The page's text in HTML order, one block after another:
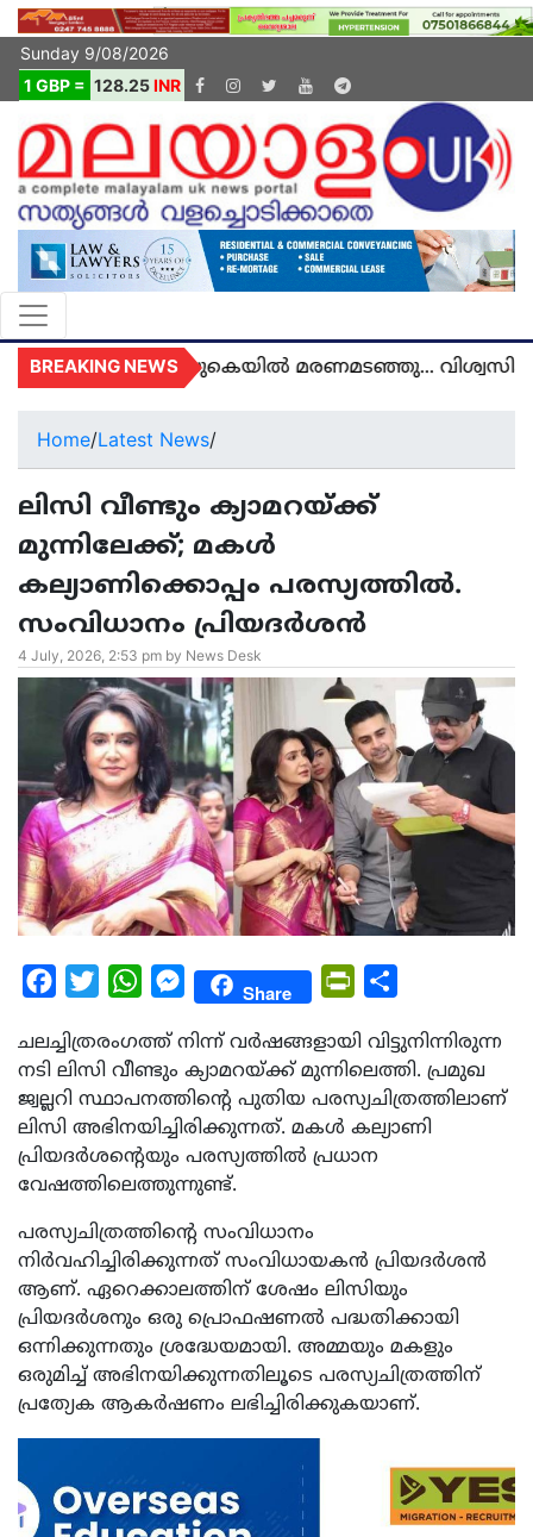
Sunday 9/08/2026
1 GBP = 128.25INR
BREAKING NEWS
അമൽ യുകെയിൽ മരണമടഞ്ഞു...
Home/Latest News/
ലിസി വീണ്ടും ക്യാമറയ്‌ക്ക്
മുന്നിലേക്ക്; മകൾ
കല്യാണിക്കൊപ്പം പരസ്യത്തിൽ.
സംവിധാനം പ്രിയദർശൻ
4 July, 2026, 2:53 pm by News Desk
Facebook
Twitter WhatsAppMessengerShare PrintFriendly
ചലച്ചിത്രരംഗത്ത് നിന്ന് വർഷങ്ങളായി വിട്ടുനിന്നിരുന്ന
നടി ലിസി വീണ്ടും ക്യാമറയ്‌ക്ക് മുന്നിലെത്തി. പ്രമുഖ
ജ്വല്ലറി സ്ഥാപനത്തിന്റെ പുതിയ പരസ്യചിത്രത്തിലാണ്
ലിസി അഭിനയിച്ചിരിക്കുന്നത്. മകൾ കല്യാണി
പ്രിയദർശൻ്റെയും പരസ്യത്തിൽ പ്രധാന
വേഷത്തിലെത്തുന്നുണ്ട്.
പരസ്യചിത്രത്തിന്റെ സംവിധാനം
നിർവഹിച്ചിരിക്കുന്നത് സംവിധായകൻ പ്രിയദർശൻ
ആണ്. ഏറെക്കാലത്തിന് ശേഷം ലിസിയും
പ്രിയദർശനും ഒരു പ്രൊഫഷണൽ പദ്ധതിക്കായി
ഒന്നിക്കുന്നതും ശ്രദ്ധേയമായി. അമ്മയും മകളും
ഒരുമിച്ച് അഭിനയിക്കുന്നതിലൂടെ പരസ്യചിത്രത്തിന്
പ്രത്യേക ആകർഷണം ലഭിച്ചിരിക്കുകയാണ്.